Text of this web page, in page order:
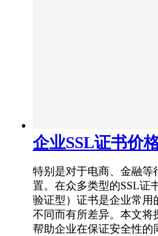
企业SSL证书价
特别是对于电商、金融等
置。在众多类型的SSL证
验证型）证书是企业常用
不同而有所差异。本文将
帮助企业在保证安全性的